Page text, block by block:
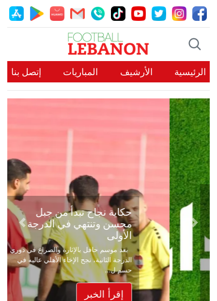
الرئيسية الأرشيف المباريات إتصل بنا
حكاية نجاح تبدأ من جبل
محسن وتنتهي في الدرجة
الأولى
بعد موسم حافل بالإثارة والصراع في دوري
الدرجة الثانية، نجح الإخاء الأهلي عاليه في
حسم ل...
إقرأ الخبر
Previous
Next